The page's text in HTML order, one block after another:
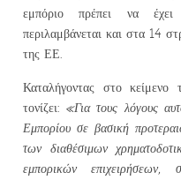
εμπόριο πρέπει να
περιλαμβάνεται και στα 14
της ΕΕ.
Καταλήγοντας στο
τονίζει: «Για τους λόγους
Εμπορίου σε βασική
των διαθέσιμων
εμπορικών επιχειρήσεων,